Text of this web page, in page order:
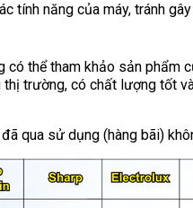
tính năng của máy, tránh
thể tham khảo sản phẩm
trường, có chất lượng tốt
qua sử dụng (hàng bãi)